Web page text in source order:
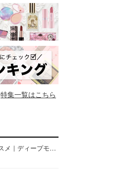
特集一覧はこちら
ニベア26年秋新作コスメ｜ディープモイスチャーリップの美容液タイプや2in1ボディクリームスクラブも